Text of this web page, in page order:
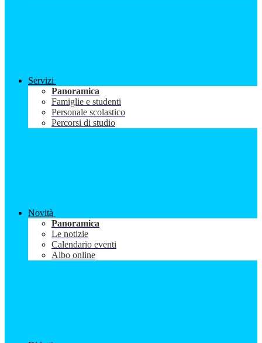
Servizi
Panoramica
Famiglie e studenti
Personale scolastico
Percorsi di studio
Novità
Panoramica
Le notizie
Calendario eventi
Albo online